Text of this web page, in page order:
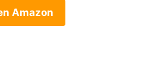
Amazon